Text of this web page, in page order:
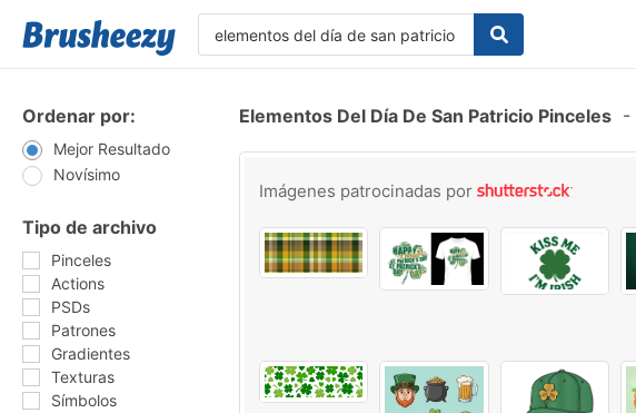
Ordenar por:
Mejor Resultado
Novísimo
Tipo de archivo
Pinceles
Actions
PSDs
Patrones
Gradientes
Texturas
Símbolos
Elementos Del Día De San Patricio Pinceles -
Imágenes patrocinadas por